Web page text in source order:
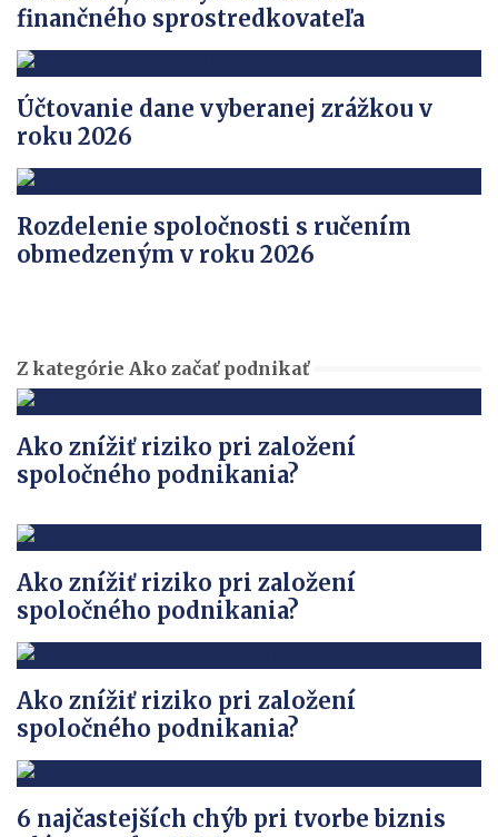
finančného sprostredkovateľa
Účtovanie dane vyberanej zrážkou v
roku 2026
Rozdelenie spoločnosti s ručením
obmedzeným v roku 2026
Z kategórie Ako začať podnikať
Ako znížiť riziko pri založení
spoločného podnikania?
Ako znížiť riziko pri založení
spoločného podnikania?
Ako znížiť riziko pri založení
spoločného podnikania?
6 najčastejších chýb pri tvorbe biznis